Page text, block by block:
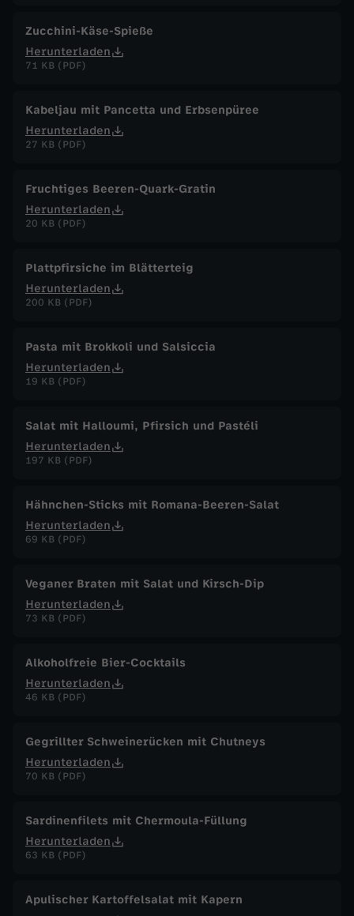
Zucchini-Käse-Spieße
Herunterladen
71 KB (PDF)
Kabeljau mit Pancetta und Erbsenpüree
Herunterladen
27 KB (PDF)
Fruchtiges Beeren-Quark-Gratin
Herunterladen
20 KB (PDF)
Plattpfirsiche im Blätterteig
Herunterladen
200 KB (PDF)
Pasta mit Brokkoli und Salsiccia
Herunterladen
19 KB (PDF)
Salat mit Halloumi, Pfirsich und Pastéli
Herunterladen
197 KB (PDF)
Hähnchen-Sticks mit Romana-Beeren-Salat
Herunterladen
69 KB (PDF)
Veganer Braten mit Salat und Kirsch-Dip
Herunterladen
73 KB (PDF)
Alkoholfreie Bier-Cocktails
Herunterladen
46 KB (PDF)
Gegrillter Schweinerücken mit Chutneys
Herunterladen
70 KB (PDF)
Sardinenfilets mit Chermoula-Füllung
Herunterladen
63 KB (PDF)
Apulischer Kartoffelsalat mit Kapern